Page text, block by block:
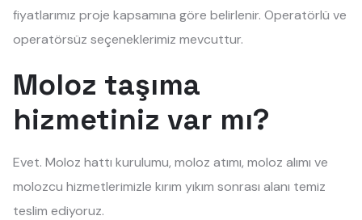
fiyatlarımız proje kapsamına göre belirlenir. Operatörlü ve
operatörsüz seçeneklerimiz mevcuttur.
Moloz taşıma
hizmetiniz var mı?
Evet. Moloz hattı kurulumu, moloz atımı, moloz alımı ve
molozcu hizmetlerimizle kırım yıkım sonrası alanı temiz
teslim ediyoruz.